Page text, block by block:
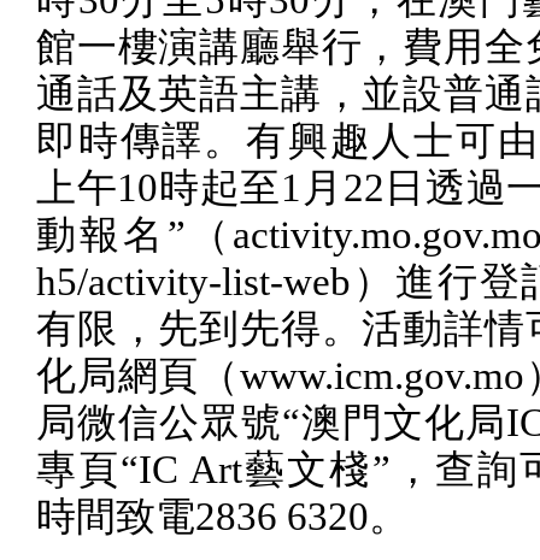
館一樓演講廳舉行，費用全
通話及英語主講，並設普通
即時傳譯。有興趣人士可由
上午10時起至1 月 22 日透過
動報名”（
h5/activity-list-web ）進行登
有限，先到先得。活動詳情
化局網頁（www.icm.gov.mo
局微信公眾號“澳門文化局
專頁“IC Art藝文棧”，查詢
時間致電2836 6320。